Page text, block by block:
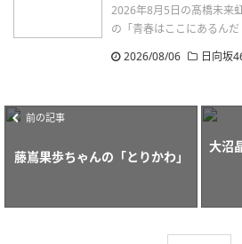
2026年8月5日の髙橋未来
の「青春はここにあるんだ
2026/08/06
日向坂
前の記事
藤嶌果歩ちゃんの「とりかわ」
大沼